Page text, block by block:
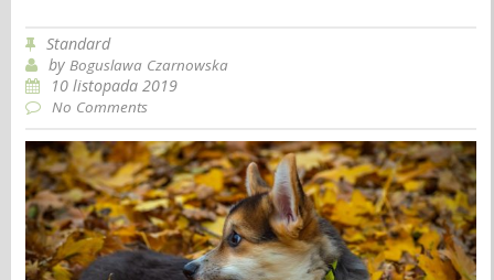
Standard
byBoguslawa Czarnowska
10 listopada 2019
No Comments